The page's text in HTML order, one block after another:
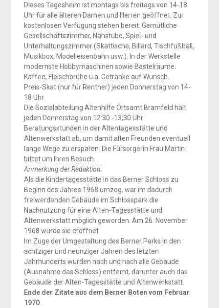
Dieses Tagesheim ist montags bis freitags von 14-18
Uhr für alle älteren Damen und Herren geöffnet. Zur
kostenlosen Verfügung stehen bereit: Gemütliche
Gesellschaftszimmer, Nähstube, Spiel- und
Unterhaltungszimmer (Skattische, Billard, Tischfußball,
Musikbox, Modelleisenbahn usw.). In der Werkstelle
modernste Hobbymaschinen sowie Bastelräume.
Kaffee, Fleischbrühe u.a. Getränke auf Wunsch.
Preis-Skat (nur für Rentner) jeden Donnerstag von 14-
18 Uhr.
Die Sozialabteilung Altenhilfe Ortsamt Bramfeld hält
jeden Donnerstag von 12:30 -13;30 Uhr
Beratungsstunden in der Altentagesstätte und
Altenwerkstatt ab, um damit alten Freunden eventuell
lange Wege zu ersparen. Die Fürsorgerin Frau Martin
bittet um Ihren Besuch.
Anmerkung der Redaktion:
Als die Kindertagesstätte in das Berner Schloss zu
Beginn des Jahres 1968 umzog, war im dadurch
freiwerdenden Gebäude im Schlosspark die
Nachnutzung für eine Alten-Tagesstätte und
Altenwerkstatt möglich geworden. Am 26. November
1968 wurde sie eröffnet.
Im Zuge der Umgestaltung des Berner Parks in den
achtziger und neunziger Jahren des letzten
Jahrhunderts wurden nach und nach alle Gebäude
(Ausnahme das Schloss) entfernt, darunter auch das
Gebäude der Alten-Tagesstätte und Altenwerkstatt.
Ende der Zitate aus dem Berner Boten vom Februar
1970